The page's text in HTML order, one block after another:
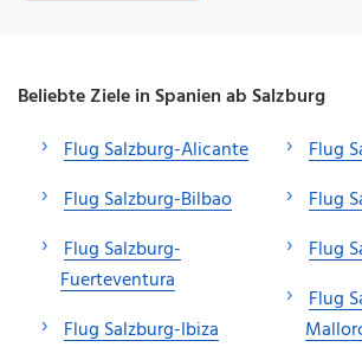
Beliebte Ziele in Spanien ab Salzburg
Flug Salzburg-Alicante
Flug Salzburg-Bilbao
Flug Salzburg-
Fuerteventura
Flug Salzburg-Ibiza
Flug
Flug
Flug
Flug